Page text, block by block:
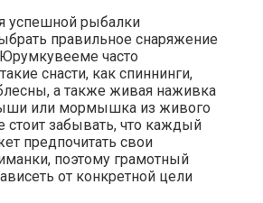
успешной рыбалки
правильное снаряжение
часто
снасти, как спиннинги,
а также живая наживка
или мормышка из живого
стоит забывать, что каждый
предпочитать свои
поэтому грамотный
от конкретной цели